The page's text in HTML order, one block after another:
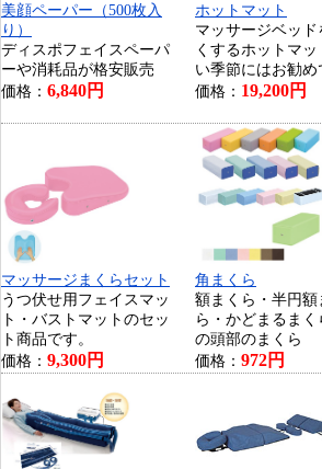
美顔ペーパー（500枚入
り）
ディスポフェイスペーパ
ーや消耗品が格安販売
価格： 6,840円
ホットマット
マッサージベッド
くするホットマッ
い季節にはお勧め
価格： 19,200円
マッサージまくらセット
うつ伏せ用フェイスマッ
ト・バストマットのセッ
ト商品です。
価格： 9,300円
角まくら
額まくら・半円額
ら・かどまるまく
の頭部のまくら
価格： 972円